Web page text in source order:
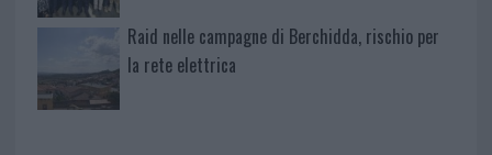
Raid nelle campagne di Berchidda, rischio per
la rete elettrica